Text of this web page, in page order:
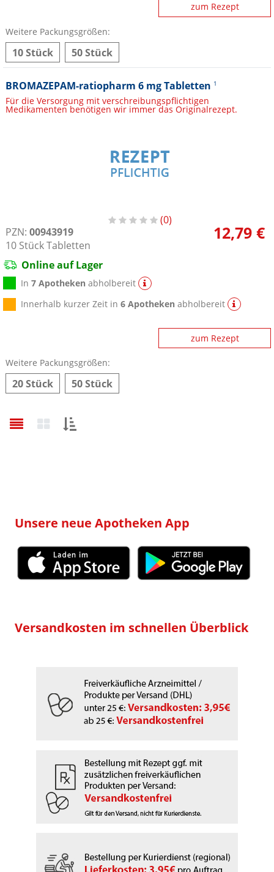
zum Rezept
Weitere Packungsgrößen:
10 Stück 50 Stück
BROMAZEPAM-ratiopharm 6 mg Tabletten 1
Für die Versorgung mit verschreibungspflichtigen
Medikamenten benötigen wir immer das Originalrezept.
0
PZN: 00943919
10 Stück Tabletten
12,79 €
Online auf Lager
In7 Apotheken abholbereit
Innerhalb kurzer Zeit in6 Apotheken abholbereit
zum Rezept
Weitere Packungsgrößen:
20 Stück 50 Stück
Unsere neue Apotheken App
Versandkosten im schnellen Überblick